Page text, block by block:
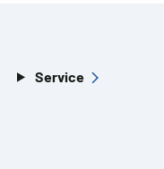
Service